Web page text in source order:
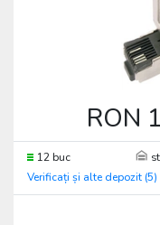
RON
12 buc
Verificați și alte depozit (5)